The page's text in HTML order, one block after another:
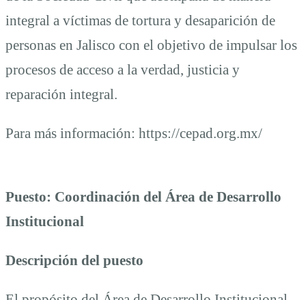
integral a víctimas de tortura y desaparición de
personas en Jalisco con el objetivo de impulsar los
procesos de acceso a la verdad, justicia y
reparación integral.
Para más información: https://cepad.org.mx/
Puesto: Coordinación del Área de Desarrollo
Institucional
Descripción del puesto